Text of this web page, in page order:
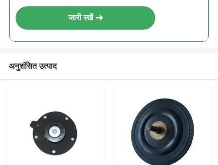
जारी रखें
अनुशंसित उत्पाद